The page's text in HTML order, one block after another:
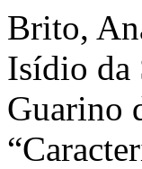
Brito,
Isídio da
Guarino